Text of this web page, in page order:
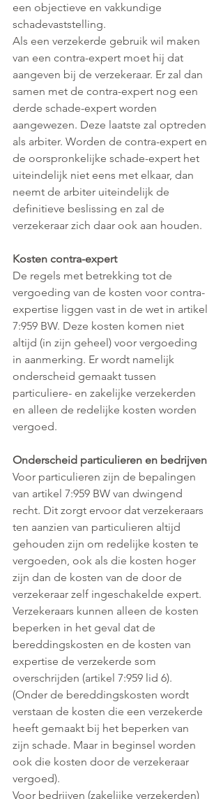
een objectieve en vakkundige
schadevaststelling.
Als een verzekerde gebruik wil maken
van een contra-expert moet hij dat
aangeven bij de verzekeraar. Er zal dan
samen met de contra-expert nog een
derde schade-expert worden
aangewezen. Deze laatste zal optreden
als arbiter. Worden de contra-expert en
de oorspronkelijke schade-expert het
uiteindelijk niet eens met elkaar, dan
neemt de arbiter uiteindelijk de
definitieve beslissing en zal de
verzekeraar zich daar ook aan houden.
Kosten contra-expert
De regels met betrekking tot de
vergoeding van de kosten voor contra-
expertise liggen vast in de wet in artikel
7:959 BW. Deze kosten komen niet
altijd (in zijn geheel) voor vergoeding
in aanmerking. Er wordt namelijk
onderscheid gemaakt tussen
particuliere- en zakelijke verzekerden
en alleen de redelijke kosten worden
vergoed.
Onderscheid particulieren en bedrijven
Voor particulieren zijn de bepalingen
van artikel 7:959 BW van dwingend
recht. Dit zorgt ervoor dat verzekeraars
ten aanzien van particulieren altijd
gehouden zijn om redelijke kosten te
vergoeden, ook als die kosten hoger
zijn dan de kosten van de door de
verzekeraar zelf ingeschakelde expert.
Verzekeraars kunnen alleen de kosten
beperken in het geval dat de
bereddingskosten en de kosten van
expertise de verzekerde som
overschrijden (artikel 7:959 lid 6).
(Onder de bereddingskosten wordt
verstaan de kosten die een verzekerde
heeft gemaakt bij het beperken van
zijn schade. Maar in beginsel worden
ook die kosten door de verzekeraar
vergoed).
Voor bedrijven (zakelijke verzekerden)